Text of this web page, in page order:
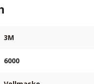
3M
6000